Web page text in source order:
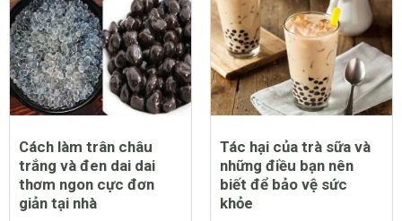
Cách làm trân châu
trắng và đen dai dai
thơm ngon cực đơn
giản tại nhà
Tác hại của trà sữa và
những điều bạn nên
biết để bảo vệ sức
khỏe